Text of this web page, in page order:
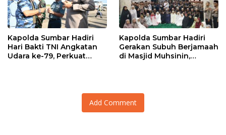
Kapolda Sumbar Hadiri
Hari Bakti TNI Angkatan
Udara ke-79, Perkuat
Kapolda Sumbar Hadiri
Gerakan Subuh Berjamaah
di Masjid Muhsinin,
Add Comment